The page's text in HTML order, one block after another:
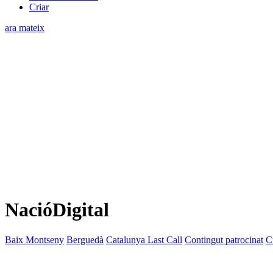
Criar
ara mateix
NacióDigital
Baix Montseny Berguedà Catalunya Last Call Contingut patrocinat